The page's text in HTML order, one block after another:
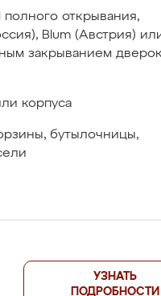
полного открывания,
Blum (Австрия)
закрыванием
корпуса
бутылочницы,
УЗНАТЬ
ПОДРОБНОСТИ